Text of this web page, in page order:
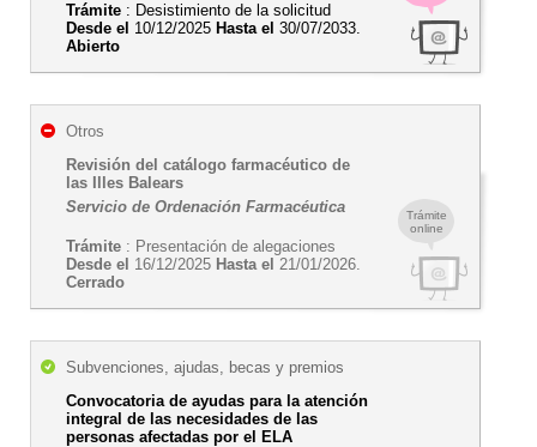
Trámite : Desistimiento de la solicitud
Desde el 10/12/2025 Hasta el 30/07/2033.
Abierto
Trámite
online
Otros
Revisión del catálogo farmacéutico de
las Illes Balears
Servicio de Ordenación Farmacéutica
Trámite : Presentación de alegaciones
Desde el 16/12/2025 Hasta el 21/01/2026.
Cerrado
Subvenciones, ajudas, becas y premios
Convocatoria de ayudas para la atención
integral de las necesidades de las
personas afectadas por el ELA